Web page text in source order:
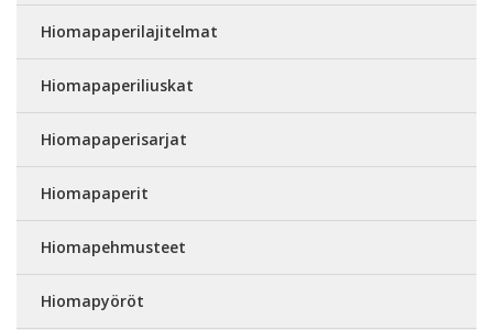
Hiomapaperilajitelmat
Hiomapaperiliuskat
Hiomapaperisarjat
Hiomapaperit
Hiomapehmusteet
Hiomapyöröt